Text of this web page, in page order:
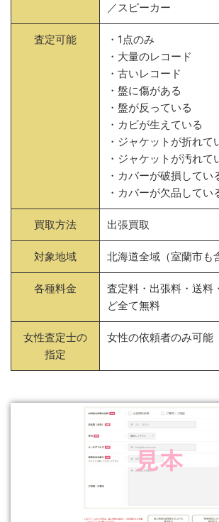
／スピーカー
査定可能
・1点のみ
・大量のレコード
・古いレコード
・盤に傷がある
・盤が反っている
・カビが生えている
・ジャケットが折れて
・ジャケットが汚れて
・カバーが破損してい
・カバーが欠品してい
買取方法 出張買取
対象地域 北海道全域（室蘭市も
各種料金
査定料・出張料・送料
ど全て無料
女性査定士の
指定
女性の依頼者のみ可能